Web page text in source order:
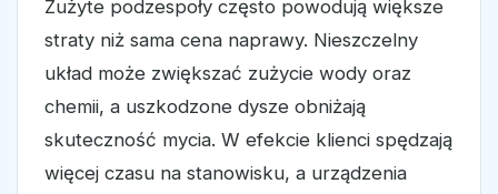
Zużyte podzespoły często powodują większe
straty niż sama cena naprawy. Nieszczelny
układ może zwiększać zużycie wody oraz
chemii, a uszkodzone dysze obniżają
skuteczność mycia. W efekcie klienci spędzają
więcej czasu na stanowisku, a urządzenia